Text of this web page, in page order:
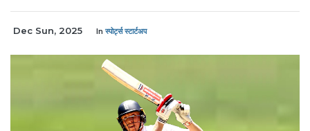
Dec Sun, 2025 In स्पोर्ट्स स्टार्टअप